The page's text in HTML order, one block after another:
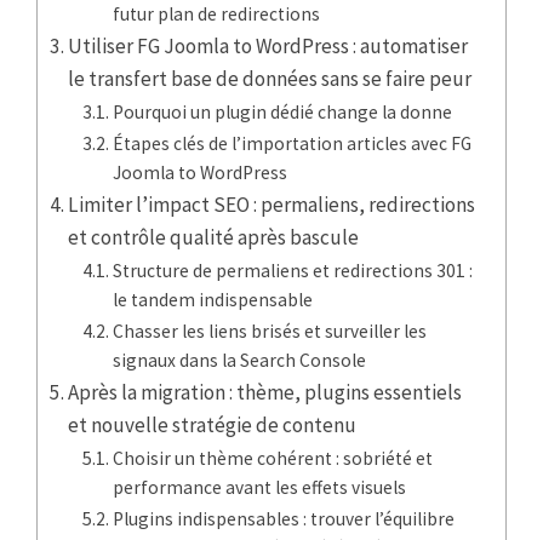
futur plan de redirections
Utiliser FG Joomla to WordPress : automatiser
le transfert base de données sans se faire peur
Pourquoi un plugin dédié change la donne
Étapes clés de l’importation articles avec FG
Joomla to WordPress
Limiter l’impact SEO : permaliens, redirections
et contrôle qualité après bascule
Structure de permaliens et redirections 301 :
le tandem indispensable
Chasser les liens brisés et surveiller les
signaux dans la Search Console
Après la migration : thème, plugins essentiels
et nouvelle stratégie de contenu
Choisir un thème cohérent : sobriété et
performance avant les effets visuels
Plugins indispensables : trouver l’équilibre